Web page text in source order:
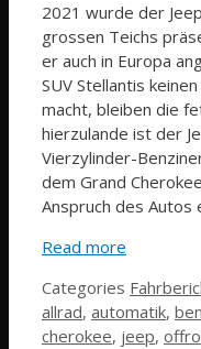
2021 wurde der
grossen Teichs
er auch in Europa
SUV Stellantis
macht, bleiben die
hierzulande ist der
Vierzylinder-
dem Grand
Anspruch des
Read more
Categories
allrad, automatik,
cherokee, jeep,